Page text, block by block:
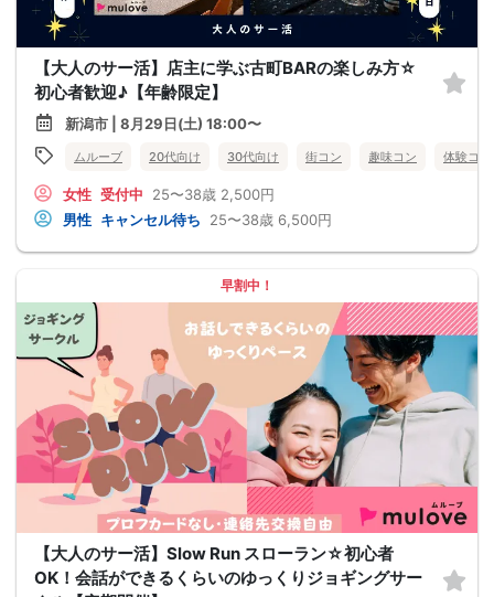
【大人のサー活】店主に学ぶ古町BARの楽しみ方☆
初心者歓迎♪【年齢限定】
新潟市 | 8月29日(土) 18:00〜
ムルーブ 20代向け 30代向け 街コン 趣味コン 体験コン
女性 受付中 25〜38歳 2,500円
男性 キャンセル待ち 25〜38歳 6,500円
早割中！
【大人のサー活】Slow Run スローラン☆初心者
OK！会話ができるくらいのゆっくりジョギングサー